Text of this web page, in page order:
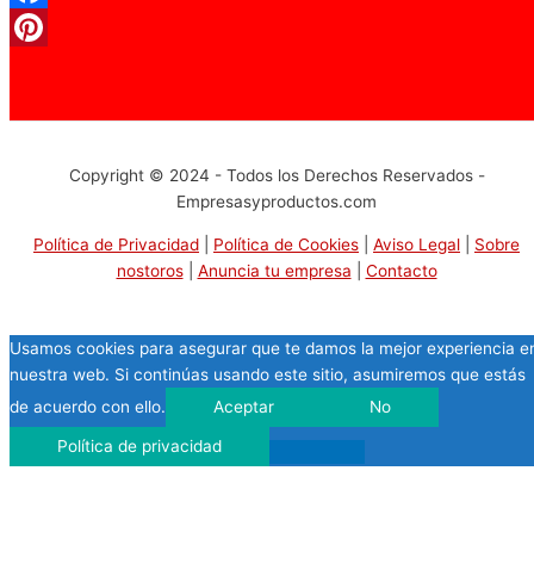
Copyright © 2024 - Todos los Derechos Reservados -
Empresasyproductos.com
Política de Privacidad Política de Cookies Aviso Legal
Sobre
nostoros| Anuncia tu empresa Contacto
Usamos cookies para asegurar que te damos la mejor experiencia
nuestra web. Si continúas usando este sitio, asumiremos que estás
de acuerdo con ello.
Aceptar No
Política de privacidad